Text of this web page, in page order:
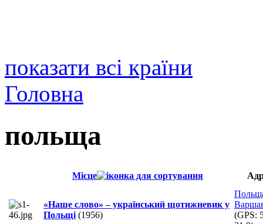
показати всі країни
Головна
польща
Місце
«Наше слово» – український щотижневик у
Польщі (1956)
(GPS: